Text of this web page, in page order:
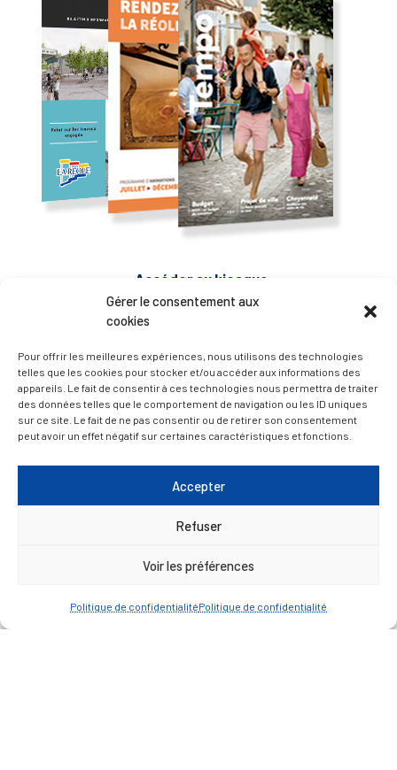
Gérer le consentement aux
cookies
Pour offrir les meilleures expériences, nous utilisons des technologies
telles que les cookies pour stocker et/ou accéder aux informations des
appareils. Le fait de consentir à ces technologies nous permettra de traiter
des données telles que le comportement de navigation ou les ID uniques
sur ce site. Le fait de ne pas consentir ou de retirer son consentement
peut avoir un effet négatif sur certaines caractéristiques et fonctions.
Accepter
Refuser
Voir les préférences
Politique de confidentialitéPolitique de confidentialité
— Accéder au kiosque
— Découvrir et visiter